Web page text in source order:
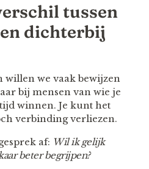
tussen
dichterbij
we vaak bewijzen
bij mensen van wie je
winnen. Je kunt het
verbinding verliezen.
af: Wil ik gelijk
beter begrijpen?